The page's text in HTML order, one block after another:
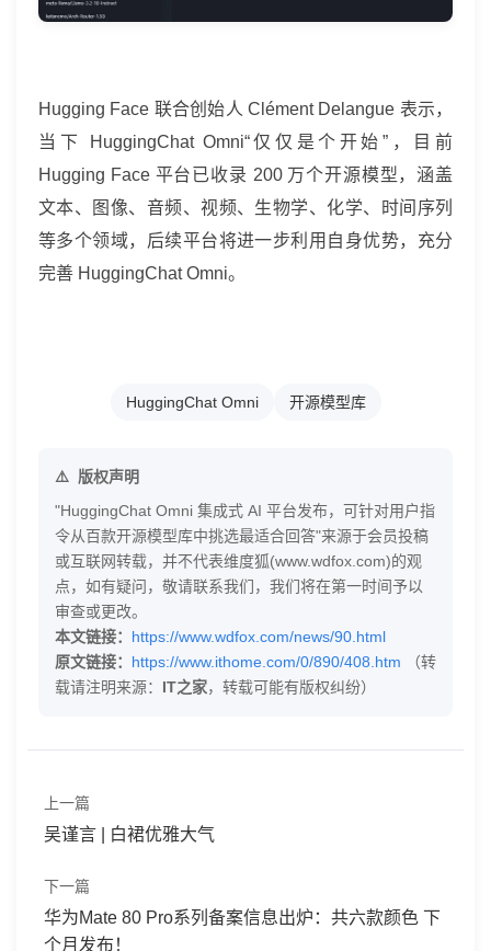
答
Hugging Face 联合创始人 Clément Delangue 表示，
当下 HuggingChat Omni“仅仅是个开始”，目前
Hugging Face 平台已收录 200 万个开源模型，涵盖
文本、图像、音频、视频、生物学、化学、时间序列
等多个领域，后续平台将进一步利用自身优势，充分
完善 HuggingChat Omni。
HuggingChat Omni 开源模型库
版权声明
"HuggingChat Omni 集成式 AI 平台发布，可针对用户指
令从百款开源模型库中挑选最适合回答"来源于会员投稿
或互联网转载，并不代表维度狐(www.wdfox.com)的观
点，如有疑问，敬请联系我们，我们将在第一时间予以
审查或更改。
本文链接： https://www.wdfox.com/news/90.html
原文链接： https://www.ithome.com/0/890/408.htm （转
载请注明来源： IT之家，转载可能有版权纠纷）
上一篇
吴谨言 | 白裙优雅大气
下一篇
华为Mate 80 Pro系列备案信息出炉：共六款颜色 下
个月发布！